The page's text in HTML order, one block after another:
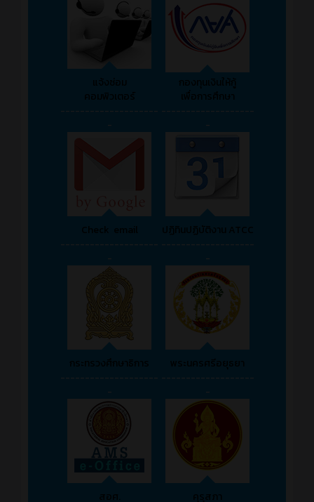
แจ้งซ่อม
คอมพิวเตอร์
กองทุนเงินให้กู้
เพื่อการศึกษา
--------------------
-
-------------------
-
Check email
ปฏิทินปฏิบัติงาน ATCC
--------------------
-
-------------------
-
กระทรวงศึกษาธิการ
พระนครศรีอยุธยา
--------------------
-
-------------------
-
สอศ.
คุรุสภา